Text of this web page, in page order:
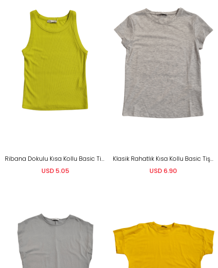
Ribana Dokulu Kısa Kollu Basic Tişört
USD 5.05
Klasik Rahatlık Kısa Kollu Basic Tişört
USD 6.90